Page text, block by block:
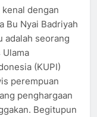
kenal dengan
Bu Nyai Badriyah
adalah seorang
Ulama
(KUPI)
perempuan
penghargaan
Begitupun